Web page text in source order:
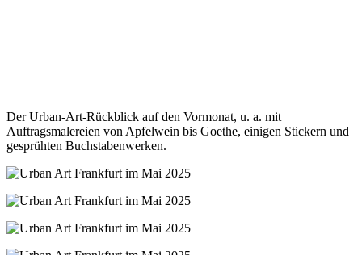
Der Urban-Art-Rückblick auf den Vormonat, u. a. mit
Auftragsmalereien von Apfelwein bis Goethe, einigen Stickern und
gesprühten Buchstabenwerken.